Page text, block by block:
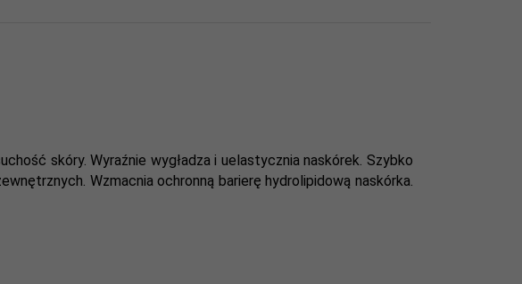
skóry. Wyraźnie wygładza i uelastycznia naskórek. Szybko
Wzmacnia ochronną barierę hydrolipidową naskórka.